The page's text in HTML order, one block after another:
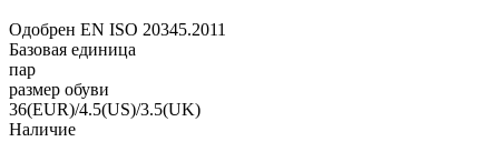
Одобрен EN ISO 20345.2011
Базовая единица
пар
размер обуви
36(EUR)/4.5(US)/3.5(UK)
Наличие